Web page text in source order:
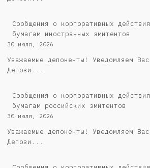
Сообщения о корпоративных
бумагам иностранных эмитентов
30 июля, 2026
Уважаемые депоненты! Уведомляем
Депози...
Cообщения о корпоративных
бумагам российских эмитентов
30 июля, 2026
Уважаемые депоненты! Уведомляем
Депози...